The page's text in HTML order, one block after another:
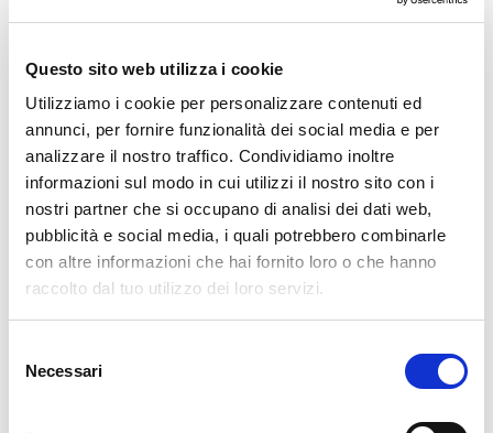
Questo sito web utilizza i cookie
Utilizziamo i cookie per personalizzare contenuti ed
annunci, per fornire funzionalità dei social media e per
analizzare il nostro traffico. Condividiamo inoltre
informazioni sul modo in cui utilizzi il nostro sito con i
nostri partner che si occupano di analisi dei dati web,
pubblicità e social media, i quali potrebbero combinarle
con altre informazioni che hai fornito loro o che hanno
raccolto dal tuo utilizzo dei loro servizi.
delNecessari
100 g dipanna da cucina
1spicchio d’aglio
Burroq.b.
Sale e pepe q.b.
👨‍🍳 Preparazione passo dopo passo
Prepara la salsiccia:
In una padella, rosolare la salsiccia sbriciolata
Reidrata i funghi: